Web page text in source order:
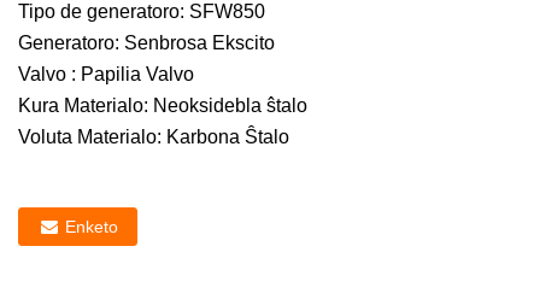
Tipo de generatoro: SFW850
Generatoro: Senbrosa Ekscito
Valvo : Papilia Valvo
Kura Materialo: Neoksidebla ŝtalo
Voluta Materialo: Karbona Ŝtalo
Enketo